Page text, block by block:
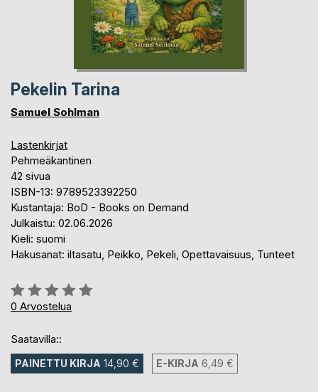
Pekelin Tarina
Samuel Sohlman
Lastenkirjat
Pehmeäkantinen
42 sivua
ISBN-13: 9789523392250
Kustantaja: BoD - Books on Demand
Julkaistu: 02.06.2026
Kieli: suomi
Hakusanat: iltasatu, Peikko, Pekeli, Opettavaisuus, Tunteet
Arvostelu::
0%
0 Arvostelua
Saatavilla::
PAINETTU KIRJA 14,90 € E-KIRJA 6,49 €